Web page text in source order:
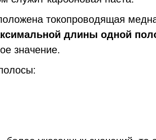
токопроводящая
длины одной
значение.